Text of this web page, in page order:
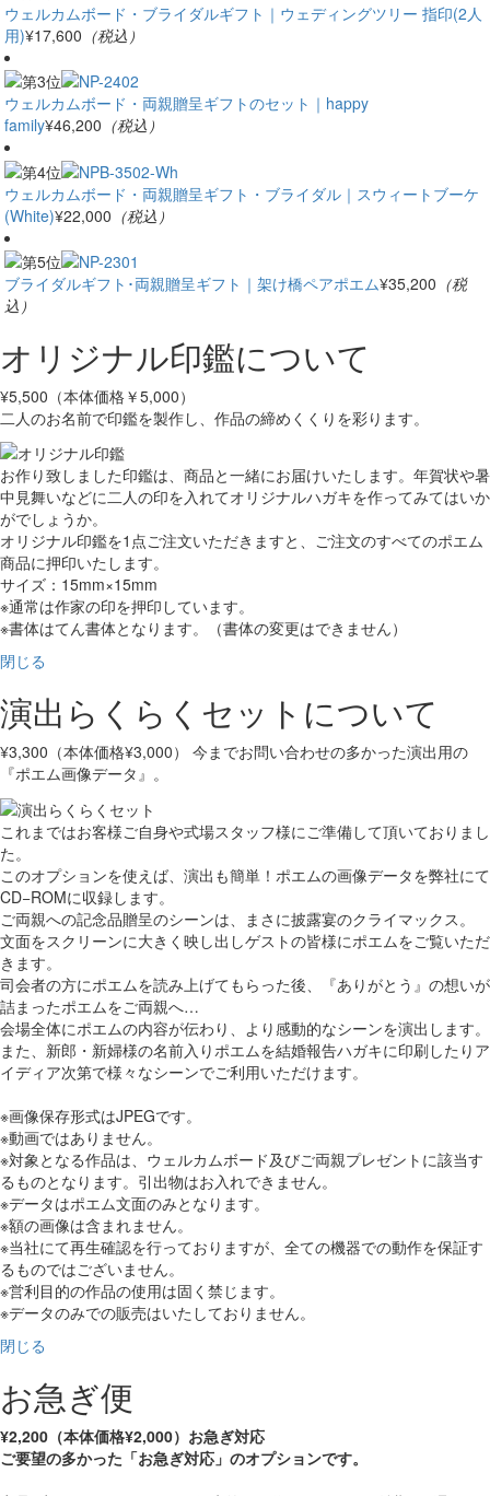
ウェルカムボード・ブライダルギフト｜ウェディングツリー 指印(2人
用)¥17,600 （税込）
ウェルカムボード・両親贈呈ギフトのセット｜happy
family¥46,200 （税込）
ウェルカムボード・両親贈呈ギフト・ブライダル｜スウィートブーケ
(White)¥22,000 （税込）
ブライダルギフト･両親贈呈ギフト｜架け橋ペアポエム¥35,200 （税
込）
オリジナル印鑑について
¥5,500（本体価格￥5,000）
二人のお名前で印鑑を製作し、作品の締めくくりを彩ります。
お作り致しました印鑑は、商品と一緒にお届けいたします。年賀状や暑
中見舞いなどに二人の印を入れてオリジナルハガキを作ってみてはいか
がでしょうか。
オリジナル印鑑を1点ご注文いただきますと、ご注文のすべてのポエム
商品に押印いたします。
サイズ：15mm×15mm
※通常は作家の印を押印しています。
※書体はてん書体となります。（書体の変更はできません）
閉じる
演出らくらくセットについて
¥3,300（本体価格¥3,000） 今までお問い合わせの多かった演出用の
『ポエム画像データ』。
これまではお客様ご自身や式場スタッフ様にご準備して頂いておりまし
た。
このオプションを使えば、演出も簡単！ポエムの画像データを弊社にて
CD−ROMに収録します。
ご両親への記念品贈呈のシーンは、まさに披露宴のクライマックス。
文面をスクリーンに大きく映し出しゲストの皆様にポエムをご覧いただ
きます。
司会者の方にポエムを読み上げてもらった後、『ありがとう』の想いが
詰まったポエムをご両親へ…
会場全体にポエムの内容が伝わり、より感動的なシーンを演出します。
また、新郎・新婦様の名前入りポエムを結婚報告ハガキに印刷したりア
イディア次第で様々なシーンでご利用いただけます。
※画像保存形式はJPEGです。
※動画ではありません。
※対象となる作品は、ウェルカムボード及びご両親プレゼントに該当す
るものとなります。引出物はお入れできません。
※データはポエム文面のみとなります。
※額の画像は含まれません。
※当社にて再生確認を行っておりますが、全ての機器での動作を保証す
るものではございません。
※営利目的の作品の使用は固く禁じます。
※データのみでの販売はいたしておりません。
閉じる
お急ぎ便
¥2,200（本体価格¥2,000）お急ぎ対応
ご要望の多かった「お急ぎ対応」のオプションです。